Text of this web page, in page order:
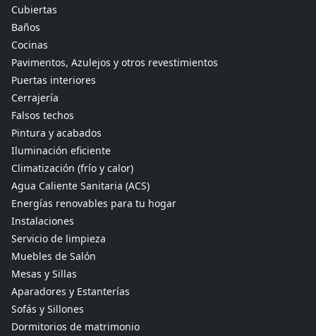
Cubiertas
Baños
Cocinas
Pavimentos, Azulejos y otros revestimientos
Puertas interiores
Cerrajería
Falsos techos
Pintura y acabados
Iluminación eficiente
Climatización (frío y calor)
Agua Caliente Sanitaria (ACS)
Energías renovables para tu hogar
Instalaciones
Servicio de limpieza
Muebles de Salón
Mesas y Sillas
Aparadores y Estanterías
Sofás y Sillones
Dormitorios de matrimonio